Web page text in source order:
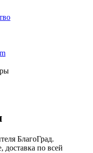
БлагоГрад.
доставка по всей